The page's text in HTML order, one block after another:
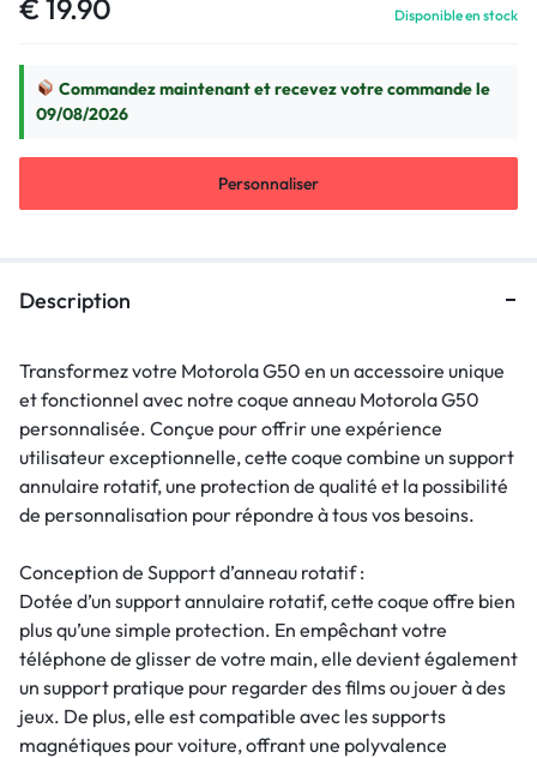
€ 19.90 Disponible en stock
Commandez maintenant et recevez votre commande le
09/08/2026
Personnaliser
Description
Transformez votre Motorola G50 en un accessoire unique
et fonctionnel avec notre coque anneau Motorola G50
personnalisée. Conçue pour offrir une expérience
utilisateur exceptionnelle, cette coque combine un support
annulaire rotatif, une protection de qualité et la possibilité
de personnalisation pour répondre à tous vos besoins.
Conception de Support d’anneau rotatif :
Dotée d’un support annulaire rotatif, cette coque offre bien
plus qu’une simple protection. En empêchant votre
téléphone de glisser de votre main, elle devient également
un support pratique pour regarder des films ou jouer à des
jeux. De plus, elle est compatible avec les supports
magnétiques pour voiture, offrant une polyvalence